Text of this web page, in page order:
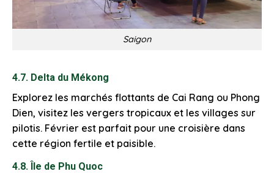
Saigon
4.7. Delta du Mékong
Explorez les marchés flottants de Cai Rang ou Phong
Dien, visitez les vergers tropicaux et les villages sur
pilotis. Février est parfait pour une croisière dans
cette région fertile et paisible.
4.8. Île de Phu Quoc